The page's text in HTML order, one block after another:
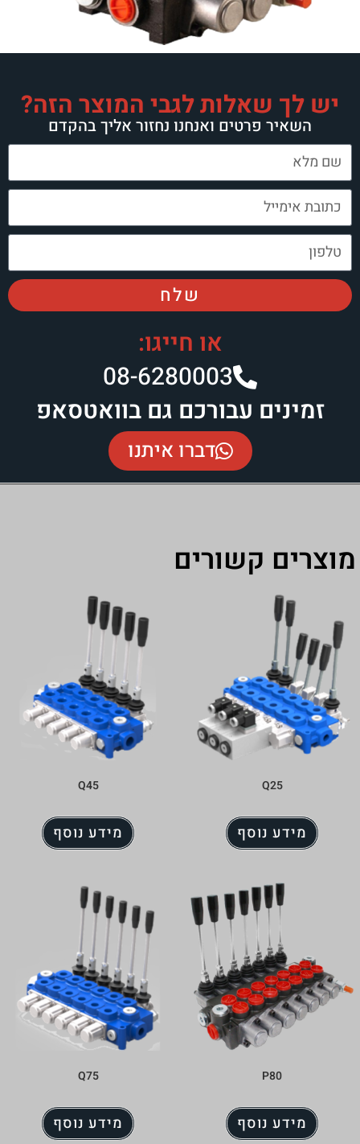
לגבי המוצר הזה?
ואנחנו נחזור אליך בהקדם
08-
גם בוואטסאפ
מידע נוסף
מידע נוסף